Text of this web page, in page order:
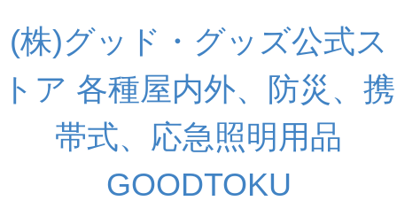
(株)グッド・グッズ公式ス
トア 各種屋内外、防災、携
帯式、応急照明用品
GOODTOKU